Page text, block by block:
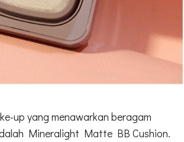
up yang menawarkan beragam
Mineralight Matte BB Cushion.